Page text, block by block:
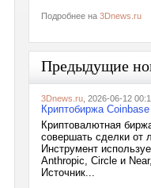
Подробнее на 3Dnews.ru
Предыдущие
3Dnews.ru , 2026-06-12
Криптобиржа
Криптовалютная
совершать сделки от
Инструмент
Anthropic, Circle и
Источник...